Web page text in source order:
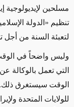
مسلحين
تنظيم «الدولة
لتعبئة السنة من
وليس واضحاً في الوقت
التي تعمل بالوكالة
الوقت سيستغرق ذلك.
للولايات المتحدة